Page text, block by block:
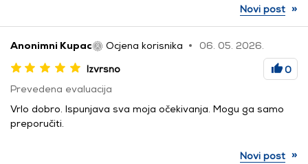
Novi post »
Anonimni Kupac Ocjena korisnika
06. 05. 2026.
Izvrsno
0
Prevedena evaluacija
Vrlo dobro. Ispunjava sva moja očekivanja. Mogu ga samo
preporučiti.
Novi post »